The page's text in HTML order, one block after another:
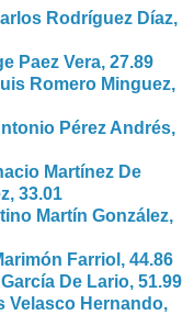
Rodríguez Díaz,
Paez Vera, 27.89
Romero Minguez,
Pérez Andrés,
Martínez De
33.01
Martín González,
Farriol, 44.86
De Lario, 51.99
Velasco Hernando,